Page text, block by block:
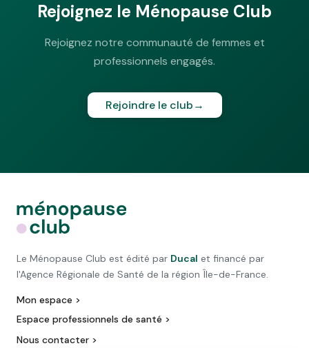
Rejoignez le Ménopause Club
Rejoignez notre communauté de femmes et
professionnels engagés.
Rejoindre le club→
Le Ménopause Club est édité par Ducal et financé par
l'Agence Régionale de Santé de la région Île-de-France.
Mon espace >
Espace professionnels de santé >
Nous contacter >